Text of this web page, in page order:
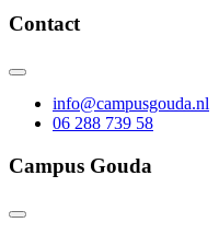
Contact
info@campusgouda.nl
06 288 739 58
Campus Gouda